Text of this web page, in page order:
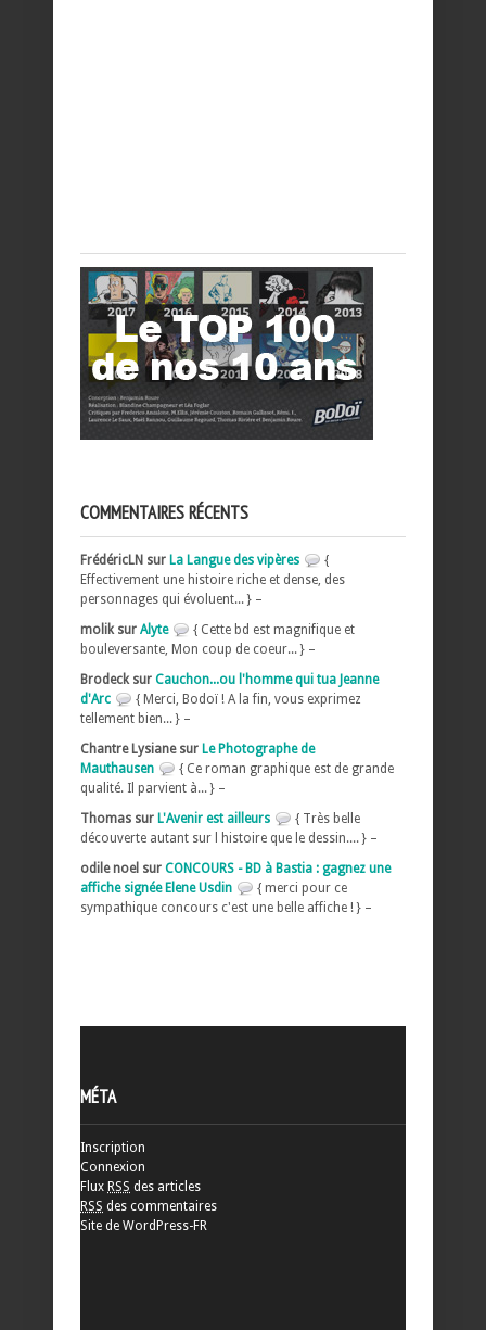
COMMENTAIRES RÉCENTS
FrédéricLN sur La Langue des vipères
{
Effectivement une histoire riche et dense, des
personnages qui évoluent... } –
molik sur Alyte
{ Cette bd est magnifique et
bouleversante, Mon coup de coeur... } –
Brodeck sur Cauchon...ou l'homme qui tua Jeanne
d'Arc
{ Merci, Bodoï ! A la fin, vous exprimez
tellement bien... } –
Chantre Lysiane sur Le Photographe de
Mauthausen
{ Ce roman graphique est de grande
qualité. Il parvient à... } –
Thomas sur L'Avenir est ailleurs
{ Très belle
découverte autant sur l histoire que le dessin.... } –
odile noel sur CONCOURS - BD à Bastia : gagnez une
affiche signée Elene Usdin
{ merci pour ce
sympathique concours c'est une belle affiche ! } –
MÉTA
Inscription
Connexion
Flux RSS des articles
RSS des commentaires
Site de WordPress-FR